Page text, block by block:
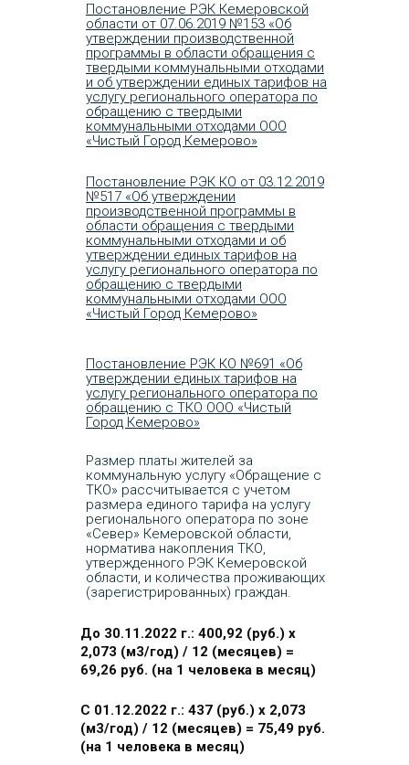
Размер платы жителей за
коммунальную услугу «Обращение с
ТКО» рассчитывается с учетом
размера единого тарифа на услугу
регионального оператора по зоне
«Север» Кемеровской области,
норматива накопления ТКО,
утвержденного РЭК Кемеровской
области, и количества проживающих
(зарегистрированных) граждан.
Постановление РЭК Кемеровской
области от 07.06.2019 №153 «Об
утверждении производственной
программы в области обращения с
твердыми коммунальными отходами
и об утверждении единых тарифов на
услугу регионального оператора по
обращению с твердыми
коммунальными отходами ООО
«Чистый Город Кемерово»
Постановление РЭК КО от 03.12.2019
№517 «Об утверждении
производственной программы в
области обращения с твердыми
коммунальными отходами и об
утверждении единых тарифов на
услугу регионального оператора по
обращению с твердыми
коммунальными отходами ООО
«Чистый Город Кемерово»
Постановление РЭК КО №691 «Об
утверждении единых тарифов на
услугу регионального оператора по
обращению с ТКО ООО «Чистый
Город Кемерово»
До 30.11.2022 г.: 400,92 (руб.) x
2,073 (м3/год) / 12 (месяцев) =
69,26 руб. (на 1 человека в месяц)
С 01.12.2022 г.: 437 (руб.) x 2,073
(м3/год) / 12 (месяцев) = 75,49 руб.
(на 1 человека в месяц)